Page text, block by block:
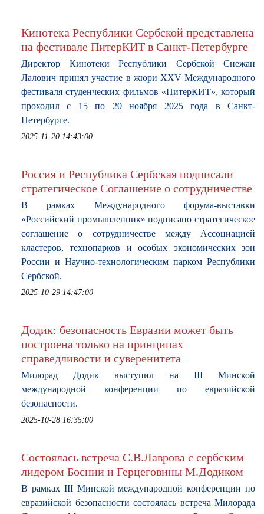
Кинотека Республики Сербской представлена
на фестивале ПитерКИТ в Санкт-Петербурге
Директор Кинотеки Республики Сербской Снежан
Лалович принял участие в жюри XXV Международного
фестиваля студенческих фильмов «ПитерКИТ», который
проходил с 15 по 20 ноября 2025 года в Санкт-
Петербурге.
2025-11-20 14:43:00
Россия и Республика Сербская подписали
стратегическое Соглашение о сотрудничестве
В рамках Международного форума-выставки
«Российский промышленник» подписано стратегическое
соглашение о сотрудничестве между Ассоциацией
кластеров, технопарков и особых экономических зон
России и Научно-технологическим парком Республики
Сербской.
2025-10-29 14:47:00
Додик: безопасность Евразии может быть
построена только на принципах
справедливости и суверенитета
Милорад Додик выступил на III Минской
международной конференции по евразийской
безопасности.
2025-10-28 16:35:00
Состоялась встреча С.В.Лаврова с сербским
лидером Боснии и Герцеговины М.Додиком
В рамках III Минской международной конференции по
евразийской безопасности состоялась встреча Милорада